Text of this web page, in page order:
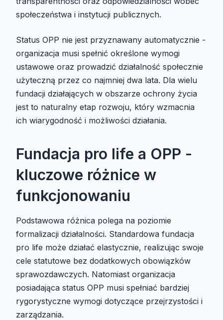
społeczeństwa i instytucji publicznych.
Status OPP nie jest przyznawany automatycznie -
organizacja musi spełnić określone wymogi
ustawowe oraz prowadzić działalność społecznie
użyteczną przez co najmniej dwa lata. Dla wielu
fundacji działających w obszarze ochrony życia
jest to naturalny etap rozwoju, który wzmacnia
ich wiarygodność i możliwości działania.
Fundacja pro life a OPP -
kluczowe różnice w
funkcjonowaniu
Podstawowa różnica polega na poziomie
formalizacji działalności. Standardowa fundacja
pro life może działać elastycznie, realizując swoje
cele statutowe bez dodatkowych obowiązków
sprawozdawczych. Natomiast organizacja
posiadająca status OPP musi spełniać bardziej
rygorystyczne wymogi dotyczące przejrzystości i
zarządzania.